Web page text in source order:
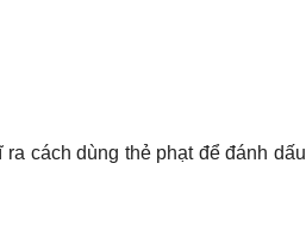
cách dùng thẻ phạt để đánh dấu